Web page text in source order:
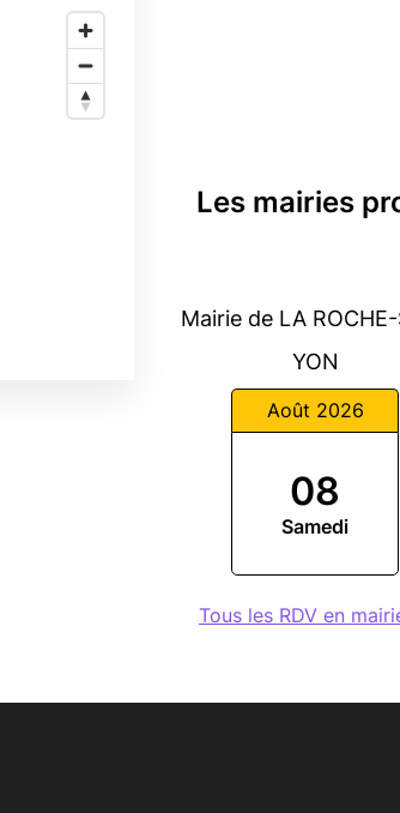
Les mairies
Mairie de LA
YON
Août 2026
08
Samedi
Tous les RDV en